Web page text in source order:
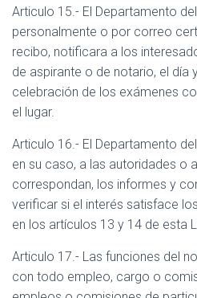
Articulo 15.- El Departamento
personalmente o por correo
recibo, notificara a los
de aspirante o de notario, el día
celebración de los exámenes
el lugar.
Articulo 16.- El Departamento
en su caso, a las autoridades o
correspondan, los informes y
verificar si el interés satisface
en los artículos 13 y 14 de esta
Articulo 17.- Las funciones del
con todo empleo, cargo o